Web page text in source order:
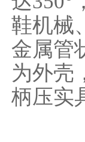
鞋机械
金属管
为外壳
柄压实